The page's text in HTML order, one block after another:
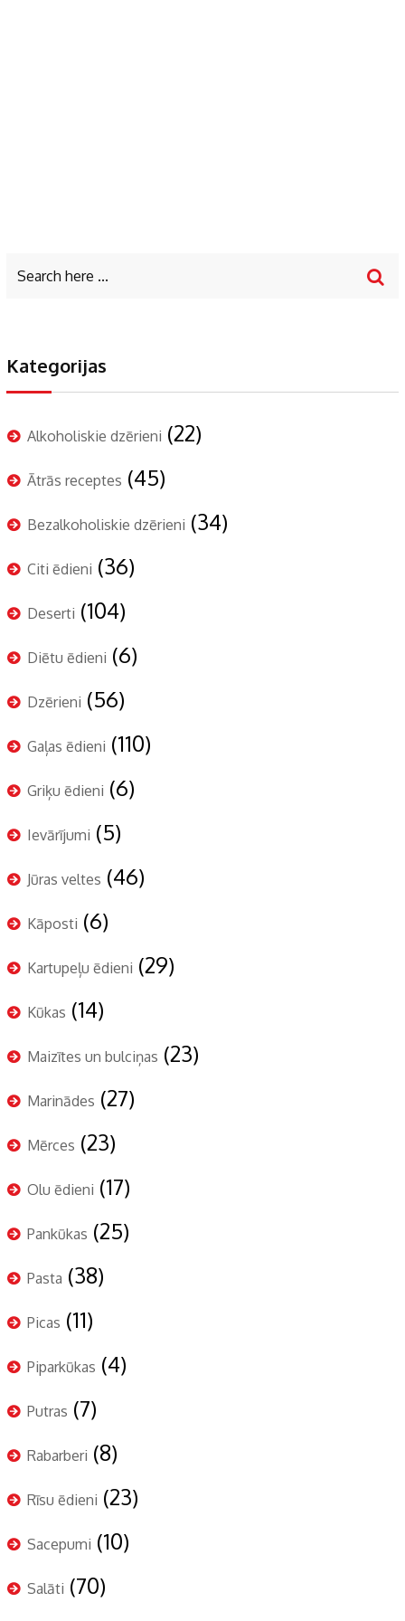
Kategorijas
Alkoholiskie dzērieni (22)
Ātrās receptes (45)
Bezalkoholiskie dzērieni (34)
Citi ēdieni (36)
Deserti (104)
Diētu ēdieni (6)
Dzērieni (56)
Gaļas ēdieni (110)
Griķu ēdieni (6)
Ievārījumi (5)
Jūras veltes (46)
Kāposti (6)
Kartupeļu ēdieni (29)
Kūkas (14)
Maizītes un bulciņas (23)
Marinādes (27)
Mērces (23)
Olu ēdieni (17)
Pankūkas (25)
Pasta (38)
Picas (11)
Piparkūkas (4)
Putras (7)
Rabarberi (8)
Rīsu ēdieni (23)
Sacepumi (10)
Salāti (70)